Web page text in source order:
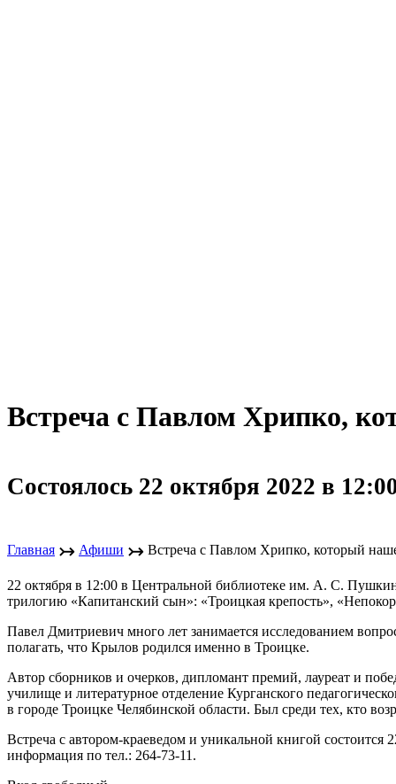
Встреча с Павлом Хрипко,
Состоялось 22 октября 2022 в
Главная ↣ Афиши ↣ Встреча с Павлом Хрипко, который
22 октября в 12:00 в Центральной библиотеке им. А. С.
трилогию «Капитанский сын»: «Троицкая крепость»,
Павел Дмитриевич много лет занимается исследованием
полагать, что Крылов родился именно в Троицке.
Автор сборников и очерков, дипломант премий, лауреат и
училище и литературное отделение Курганского
в городе Троицке Челябинской области. Был среди тех, кто
Встреча с автором-краеведом и уникальной книгой
информация по тел.: 264-73-11.